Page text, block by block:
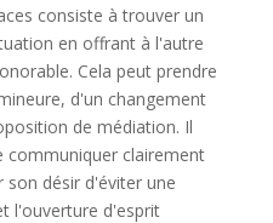
consiste à trouver un
en offrant à l'autre
Cela peut prendre
d'un changement
de médiation. Il
clairement
son désir d'éviter une
l'ouverture d'esprit